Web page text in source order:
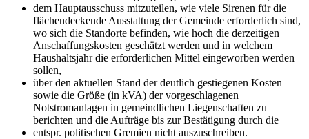
dem Hauptausschuss mitzuteilen, wie viele Sirenen für die
flächendeckende Ausstattung der Gemeinde erforderlich sind,
wo sich die Standorte befinden, wie hoch die derzeitigen
Anschaffungskosten geschätzt werden und in welchem
Haushaltsjahr die erforderlichen Mittel eingeworben werden
sollen,
über den aktuellen Stand der deutlich gestiegenen Kosten
sowie die Größe (in kVA) der vorgeschlagenen
Notstromanlagen in gemeindlichen Liegenschaften zu
berichten und die Aufträge bis zur Bestätigung durch die
entspr. politischen Gremien nicht auszuschreiben.